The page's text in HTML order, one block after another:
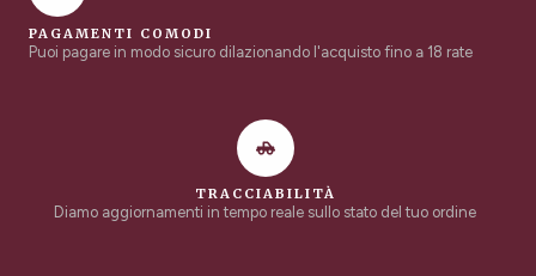
PAGAMENTI COMODI
Puoi pagare in modo sicuro dilazionando l'acquisto fino a 18 rate
TRACCIABILITÀ
Diamo aggiornamenti in tempo reale sullo stato del tuo ordine